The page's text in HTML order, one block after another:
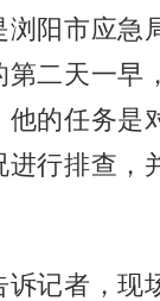
阳市应急
第二天一早
的任务是
进行排查，
记者，现